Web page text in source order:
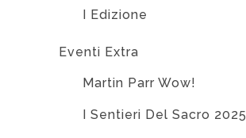
I Edizione
Eventi Extra
Martin Parr Wow!
I Sentieri Del Sacro 2025